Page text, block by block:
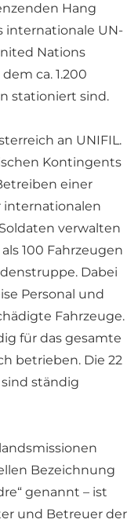
Hang
internationale UN-
Nations
ca. 1.200
stationiert sind.
an UNIFIL.
Kontingents
einer
internationalen
verwalten
100 Fahrzeugen
Dabei
Personal und
Fahrzeuge.
für das gesamte
betrieben. Die 22
ständig
Bezeichnung
genannt – ist
und Betreuer der